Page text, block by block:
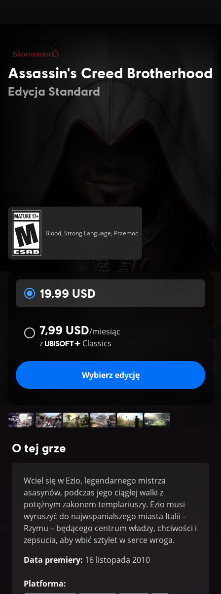
Assassin's Creed Brotherhood
Edycja Standard
Blood, Strong Language, Przemoc
19,99 USD
7,99 USD/miesiąc
z
Classics
Wybierz edycję
O tej grze
Wciel się w Ezio, legendarnego mistrza
asasynów, podczas jego ciągłej walki z
potężnym zakonem templariuszy. Ezio musi
wyruszyć do najwspanialszego miasta Italii –
Rzymu – będącego centrum władzy, chciwości i
zepsucia, aby wbić sztylet w serce wroga.
dostępne w tym produkcie.
Data premiery: 16 listopada 2010
Platforma: